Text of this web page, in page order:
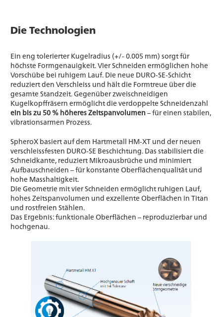
Die Technologien
Ein eng tolerierter Kugelradius (+/- 0.005 mm) sorgt für
höchste Formgenauigkeit. Vier Schneiden ermöglichen hohe
Vorschübe bei ruhigem Lauf. Die neue DURO‑SE‑Schicht
reduziert den Verschleiss und hält die Formtreue über die
gesamte Standzeit. Gegenüber zweischneidigen
Kugelkopffräsern ermöglicht die verdoppelte Schneidenzahl
ein bis zu 50 % höheres Zeitspanvolumen – für einen stabilen,
vibrationsarmen Prozess.
SpheroX basiert auf dem Hartmetall HM‑XT und der neuen
verschleissfesten DURO‑SE Beschichtung. Das stabilisiert die
Schneidkante, reduziert Mikroausbrüche und minimiert
Aufbauschneiden – für konstante Oberflächenqualität und
hohe Masshaltigkeit.
Die Geometrie mit vier Schneiden ermöglicht ruhigen Lauf,
hohes Zeitspanvolumen und exzellente Oberflächen in Titan
und rostfreien Stählen.
Das Ergebnis: funktionale Oberflächen – reproduzierbar und
hochgenau.